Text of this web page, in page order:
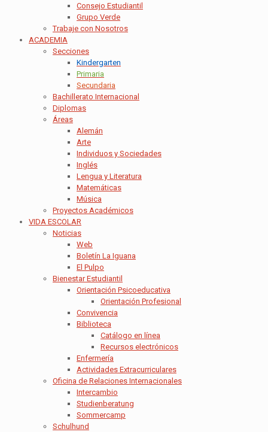
Consejo Estudiantil
Grupo Verde
Trabaje con Nosotros
ACADEMIA
Secciones
Kindergarten
Primaria
Secundaria
Bachillerato Internacional
Diplomas
Áreas
Alemán
Arte
Individuos y Sociedades
Inglés
Lengua y Literatura
Matemáticas
Música
Proyectos Académicos
VIDA ESCOLAR
Noticias
Web
Boletín La Iguana
El Pulpo
Bienestar Estudiantil
Orientación Psicoeducativa
Orientación Profesional
Convivencia
Biblioteca
Catálogo en línea
Recursos electrónicos
Enfermería
Actividades Extracurriculares
Oficina de Relaciones Internacionales
Intercambio
Studienberatung
Sommercamp
Schulhund